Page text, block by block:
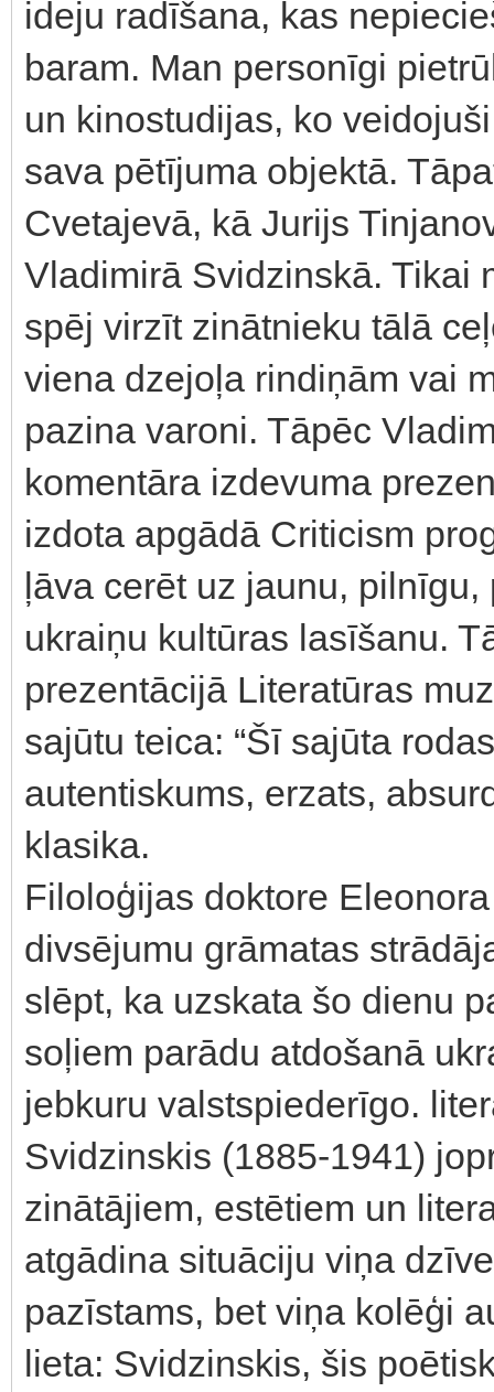
ideju radīšana, kas
baram. Man personīgi
un kinostudijas, ko
sava pētījuma objektā.
Cvetajevā, kā Jurijs
Vladimirā Svidzinskā. Tikai
spēj virzīt zinātnieku tālā
viena dzejoļa rindiņām vai
pazina varoni. Tāpēc
komentāra izdevuma
izdota apgādā Criticism
ļāva cerēt uz jaunu,
ukraiņu kultūras lasīšanu.
prezentācijā Literatūras
sajūtu teica: “Šī sajūta
autentiskums, erzats,
klasika.
Filoloģijas doktore
divsējumu grāmatas
slēpt, ka uzskata šo dienu
soļiem parādu atdošanā
jebkuru valstspiederīgo.
Svidzinskis (1885-1941)
zinātājiem, estētiem un
atgādina situāciju viņa
pazīstams, bet viņa kolēģi
lieta: Svidzinskis, šis